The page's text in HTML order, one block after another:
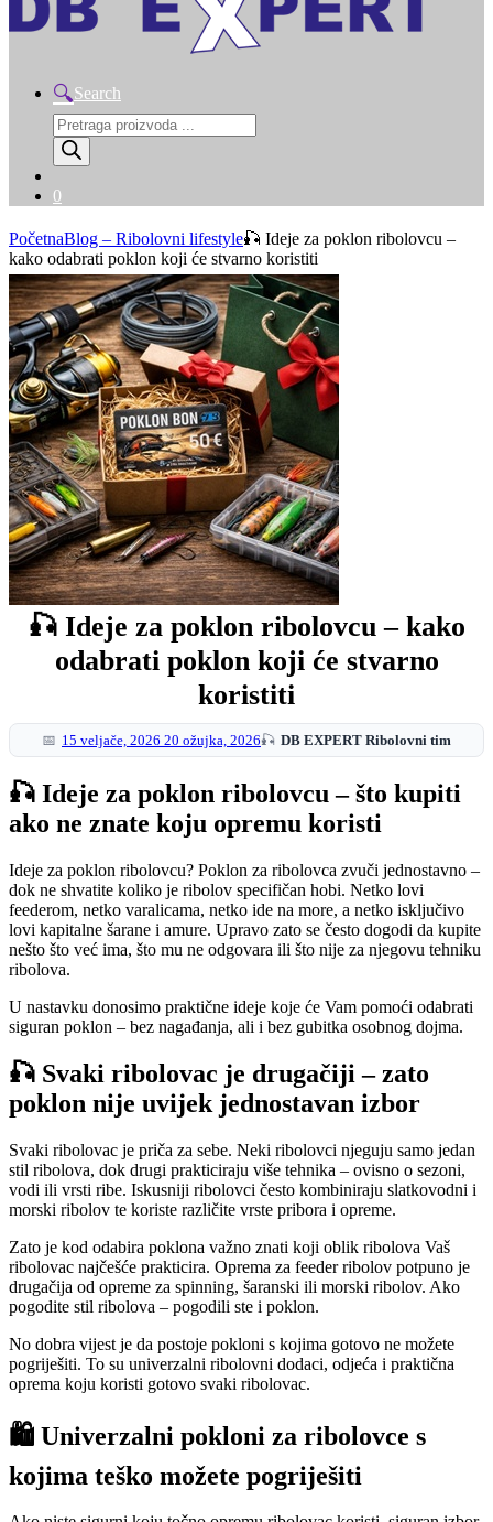
Search
Products
search
0
PočetnaBlog – Ribolovni lifestyle🎣 Ideje za poklon ribolovcu –
kako odabrati poklon koji će stvarno koristiti
🎣 Ideje za poklon ribolovcu – kako
odabrati poklon koji će stvarno
koristiti
15 veljače, 2026 20 ožujka, 2026
🎣 Ideje za poklon ribolovcu – što kupiti
ako ne znate koju opremu koristi
Ideje za poklon ribolovcu? Poklon za ribolovca zvuči jednostavno –
dok ne shvatite koliko je ribolov specifičan hobi. Netko lovi
feederom, netko varalicama, netko ide na more, a netko isključivo
lovi kapitalne šarane i amure. Upravo zato se često dogodi da kupite
nešto što već ima, što mu ne odgovara ili što nije za njegovu tehniku
ribolova.
U nastavku donosimo praktične ideje koje će Vam pomoći odabrati
siguran poklon – bez nagađanja, ali i bez gubitka osobnog dojma.
🎣 Svaki ribolovac je drugačiji – zato
poklon nije uvijek jednostavan izbor
Svaki ribolovac je priča za sebe. Neki ribolovci njeguju samo jedan
stil ribolova, dok drugi prakticiraju više tehnika – ovisno o sezoni,
vodi ili vrsti ribe. Iskusniji ribolovci često kombiniraju slatkovodni i
morski ribolov te koriste različite vrste pribora i opreme.
Zato je kod odabira poklona važno znati koji oblik ribolova Vaš
ribolovac najčešće prakticira. Oprema za feeder ribolov potpuno je
drugačija od opreme za spinning, šaranski ili morski ribolov. Ako
pogodite stil ribolova – pogodili ste i poklon.
No dobra vijest je da postoje pokloni s kojima gotovo ne možete
pogriješiti. To su univerzalni ribolovni dodaci, odjeća i praktična
oprema koju koristi gotovo svaki ribolovac.
🛍 Univerzalni pokloni za ribolovce s
kojima teško možete pogriješiti